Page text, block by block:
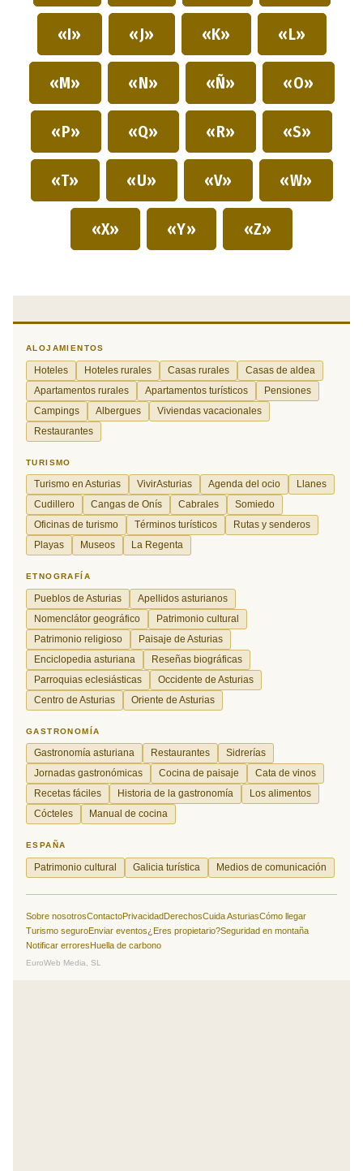
«I» «J» «K» «L»
«M» «N» «Ñ» «O»
«P» «Q» «R» «S»
«T» «U» «V» «W»
«X» «Y» «Z»